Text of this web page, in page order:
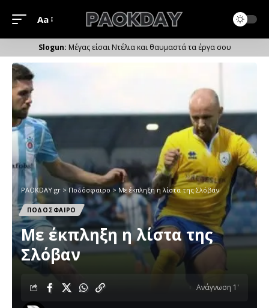
Μέγεθος
Γραμματοσειράς
Aa
Μέγας είσαι Ντέλια και θαυμαστά τα έργα σου
PAOKDAY.gr > Ποδόσφαιρο > Με έκπληξη η λίστα της Σλόβαν
ΠΟΔΟΣΦΑΙΡΟ
Με έκπληξη η λίστα της
Σλόβαν
Ανάγνωση 1'